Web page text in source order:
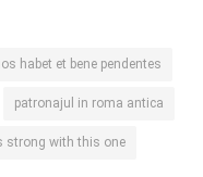
habet et bene pendentes
patronajul in roma antica
strong with this one